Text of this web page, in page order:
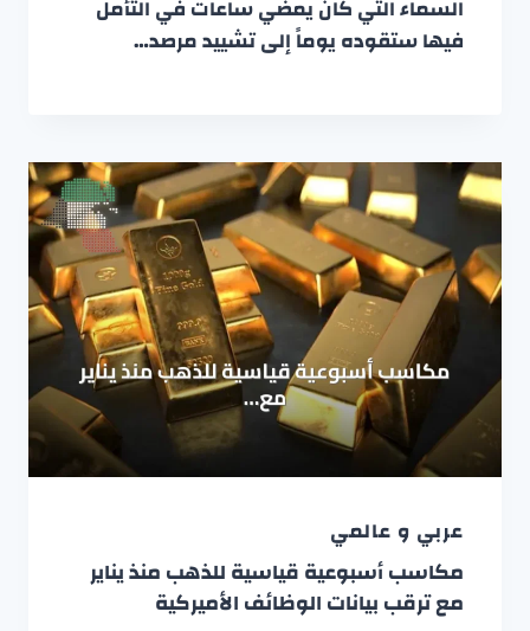
السماء التي كان يمضي ساعات في التأمل
فيها ستقوده يوماً إلى تشييد مرصد…
عربي و عالمي
مكاسب أسبوعية قياسية للذهب منذ يناير
مع ترقب بيانات الوظائف الأميركية